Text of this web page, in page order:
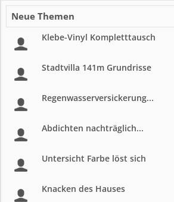
Neue Themen
Klebe-Vinyl Kompletttausch
Stadtvilla 141m Grundrisse
Regenwasserversickerung...
Abdichten nachträglich...
Untersicht Farbe löst sich
Knacken des Hauses